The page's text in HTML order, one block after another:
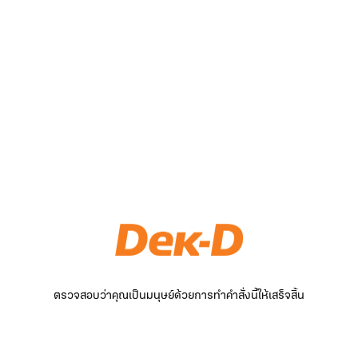
ตรวจสอบว่าคุณเป็นมนุษย์ด้วยการทำคำสั่งนี้ให้เสร็จสิ้น